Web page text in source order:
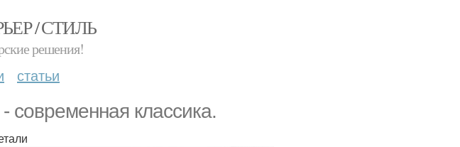
/ СТИЛЬ
решения!
статьи
современная классика.